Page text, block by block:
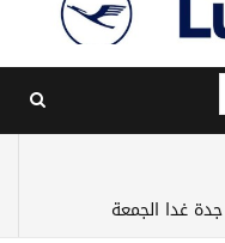
غدا الجمعة